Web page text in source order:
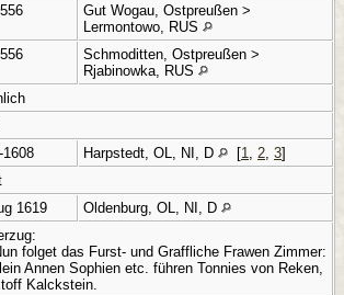
Gut Wogau, Ostpreußen >
Lermontowo, RUS
Schmoditten, Ostpreußen >
Rjabinowka, RUS
1608 Harpstedt, OL, NI, D [1 2 3]
1619
Oldenburg, OL, NI, D
folget das Furst- und Graffliche Frawen Zimmer:
Annen Sophien etc. führen Tonnies von Reken,
Kalckstein.